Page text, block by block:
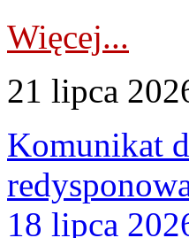
Więcej...
21 lipca
Komunikat
18 lipca